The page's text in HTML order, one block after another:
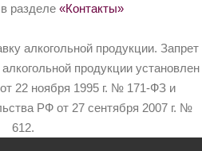
разделе «Контакты»
алкогольной продукции. Запрет
продукции установлен
22 ноября 1995 г. № 171-ФЗ и
РФ от 27 сентября 2007 г. №
612.